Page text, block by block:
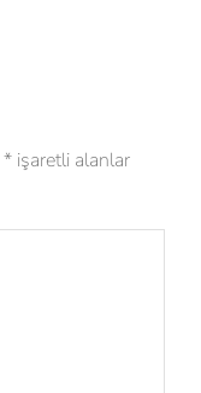
* işaretli alanlar